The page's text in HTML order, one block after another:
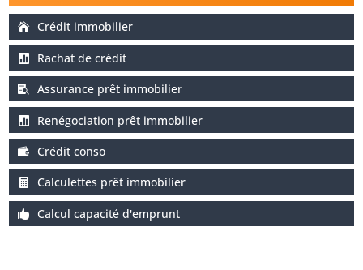
Crédit immobilier
Rachat de crédit
Assurance prêt immobilier
Renégociation prêt immobilier
Crédit conso
Calculettes prêt immobilier
Calcul capacité d'emprunt